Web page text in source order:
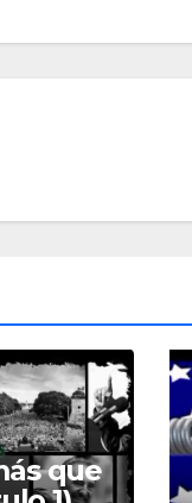
que